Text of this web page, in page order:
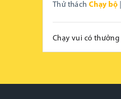
Thử thách Chạy bộ
Chạy vui có thưởng